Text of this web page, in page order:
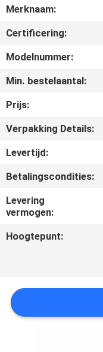
NEEM
CONTACT
MET
ONS
OP
NIEUWS
VRAAG
OFFERTE
SITEMAP
Merknaam:
Certificering:
Modelnummer:
Min. bestelaantal:
Prijs:
Verpakking Details:
Levertijd:
Betalingscondities:
Levering
vermogen:
Hoogtepunt: